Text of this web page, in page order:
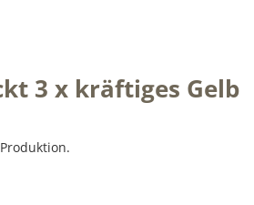
3 x kräftiges Gelb